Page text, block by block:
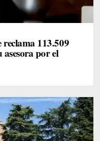
113.509
asesora por el